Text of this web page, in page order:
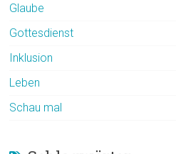
Glaube
Gottesdienst
Inklusion
Leben
Schau mal